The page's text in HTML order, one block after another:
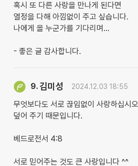
혹시 또 다른 사랑을 만나게 된다면
열정을 다해 아낌없이 주고 싶습니다.
나에게 올 누군가를 기다리며...
- 좋은 글 감사합니다.
9.김미성 2024.12.03 18:55
무엇보다도 서로 끊임없이 사랑하십시
덮어 주기 때문입니다.
베드로전서 4:8
서로 믿어주는 것도 큰 사랑입니다 ^^